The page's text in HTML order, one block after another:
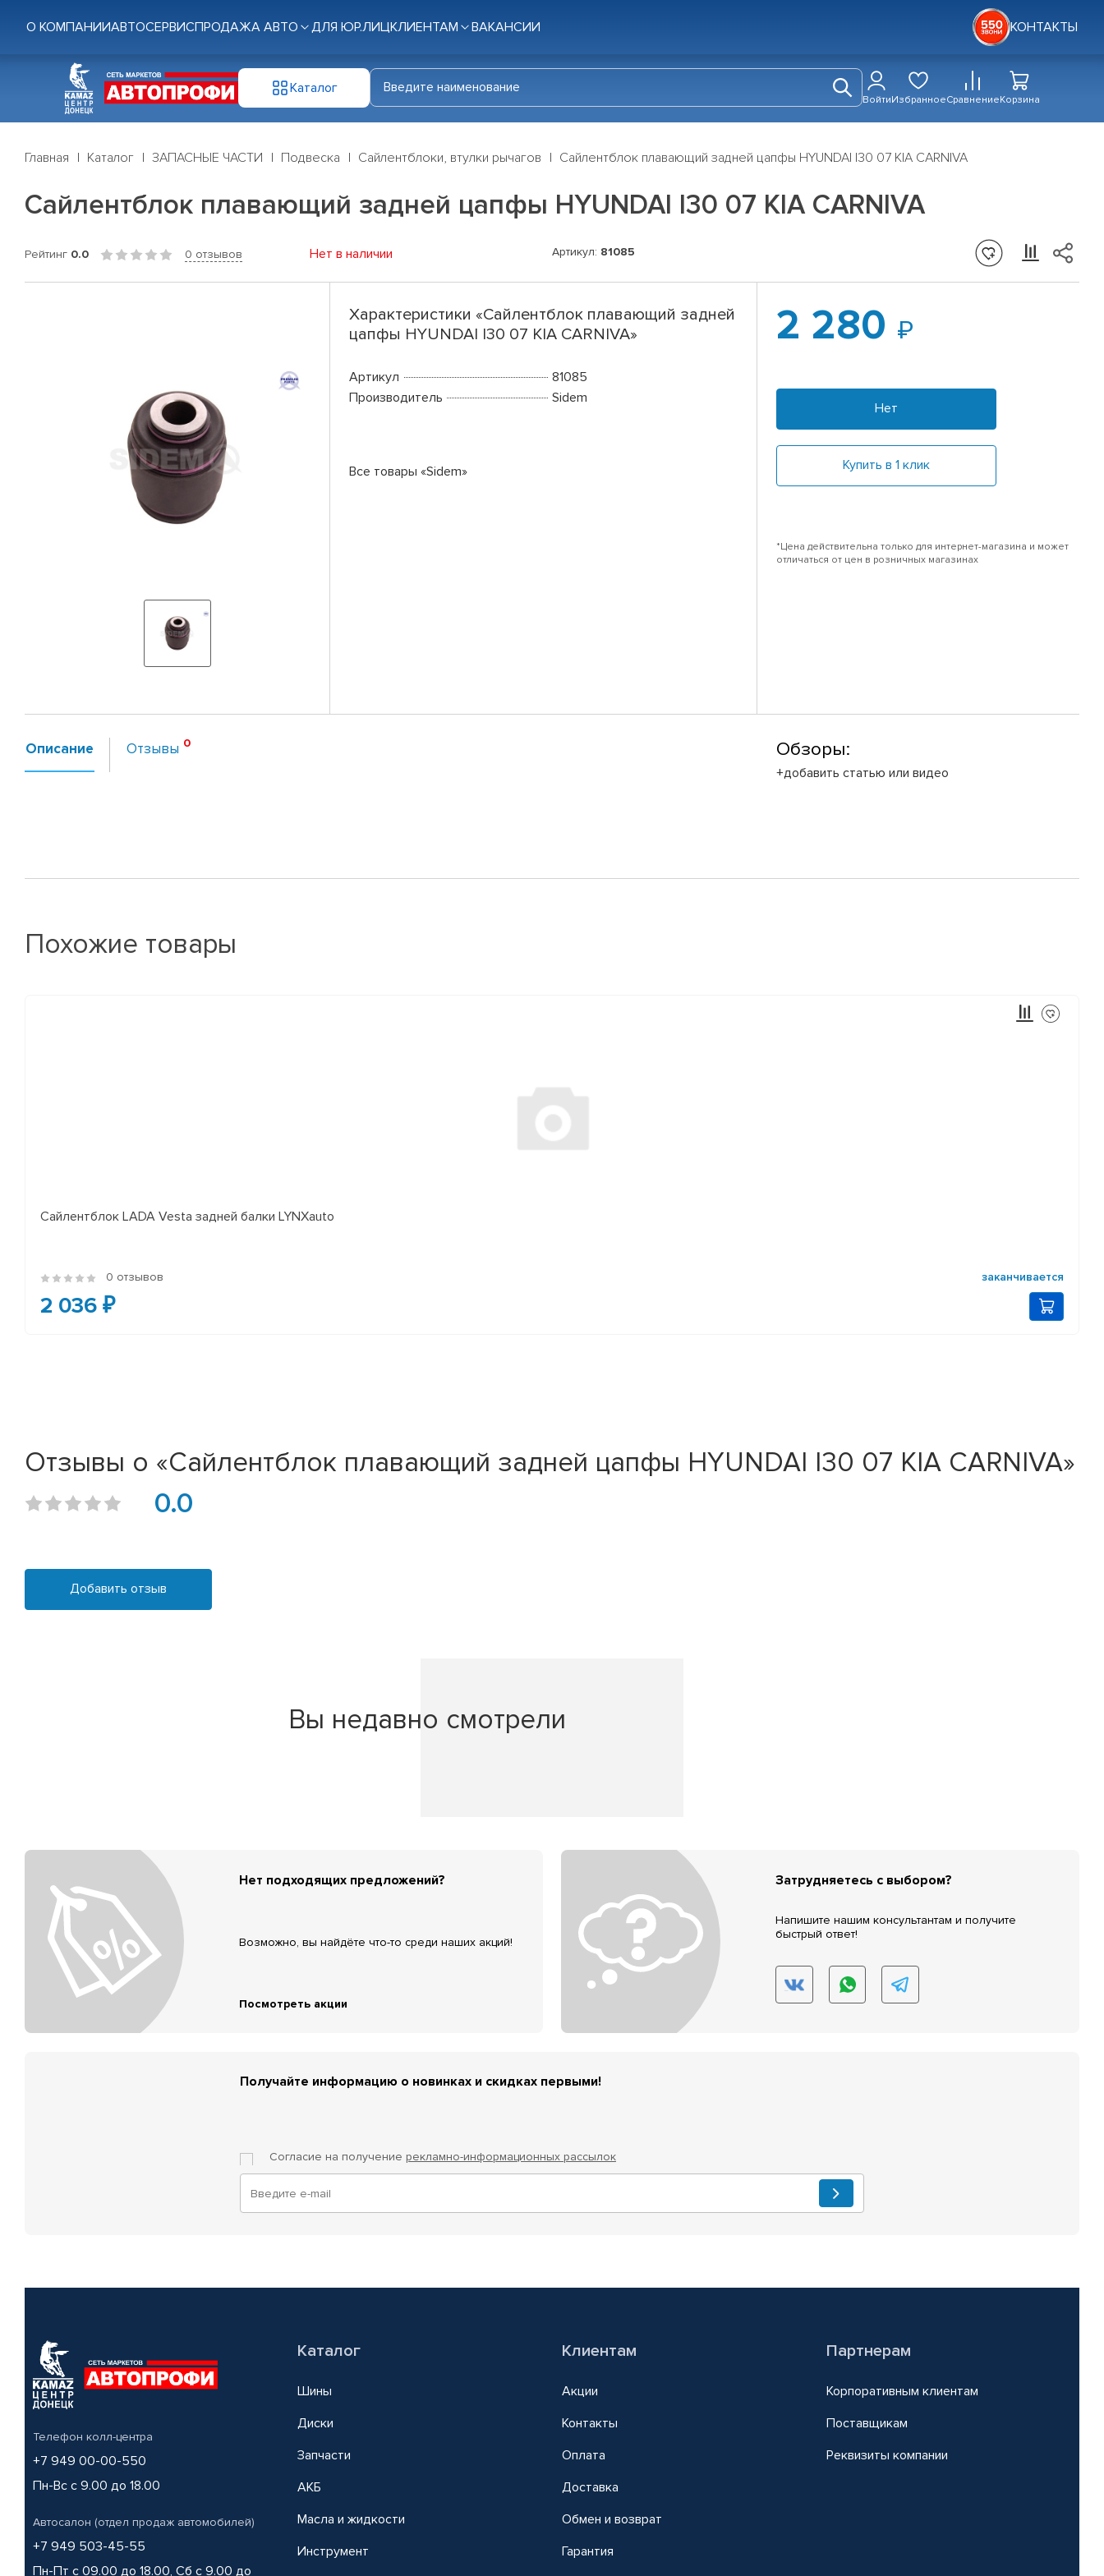
О КОМПАНИИАВТОСЕРВИСПРОДАЖА АВТО ДЛЯ ЮР.ЛИЦКЛИЕНТАМ ВАКАНСИИ КОНТАКТЫ
Каталог
ВойтиИзбранноеСравнениеКорзина
Главная Каталог ЗАПАСНЫЕ ЧАСТИ Подвеска Сайлентблоки, втулки рычагов Сайлентблок плавающий задней цапфы HYUNDAI I30 07 KIA CARNIVA
Сайлентблок плавающий задней цапфы HYUNDAI I30 07 KIA CARNIVA
Рейтинг 0.0 0 отзывов Нет в наличии Артикул: 81085
Характеристики «Сайлентблок плавающий задней
цапфы HYUNDAI I30 07 KIA CARNIVA»
Артикул
81085
Производитель
Sidem
Все товары «Sidem»
2 280
Нет
Купить в 1 клик
*Цена действительна только для интернет-магазина и может
отличаться от цен в розничных магазинах
Описание Отзывы Обзоры:
+добавить статью или видео
Похожие товары
Сайлентблок LADA Vesta задней балки LYNXauto
0 отзывов заканчивается
2 036 ₽
Отзывы о «Сайлентблок плавающий задней цапфы HYUNDAI I30 07 KIA CARNIVA»
0.0
Добавить отзыв
Вы недавно смотрели
Нет подходящих предложений?
Возможно, вы найдёте что-то среди наших акций!
Посмотреть акции
Затрудняетесь с выбором?
Напишите нашим консультантам и получите
быстрый ответ!
Получайте информацию о новинках и скидках первыми!
Согласие на получение рекламно-информационных рассылок
Телефон колл-центра
+7 949 00-00-550
Пн-Вс с 9.00 до 18.00
Автосалон (отдел продаж автомобилей)
+7 949 503-45-55
Пн-Пт с 09.00 до 18.00, Сб с 9.00 до
Каталог
Шины
Диски
Запчасти
АКБ
Масла и жидкости
Инструмент
Клиентам
Акции
Контакты
Оплата
Доставка
Обмен и возврат
Гарантия
Партнерам
Корпоративным клиентам
Поставщикам
Реквизиты компании